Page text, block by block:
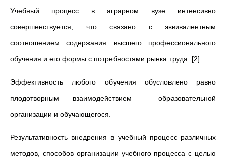
Учебный процесс в аграрном вузе интенсивно
совершенствуется, что связано с эквивалентным
соотношением содержания высшего профессионального
обучения и его формы с потребностями рынка труда. [2].
Эффективность любого обучения обусловлено равно
плодотворным взаимодействием образовательной
организации и обучающегося.
Результативность внедрения в учебный процесс различных
методов, способов организации учебного процесса с целью